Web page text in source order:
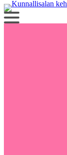
Siirry
sisältöön